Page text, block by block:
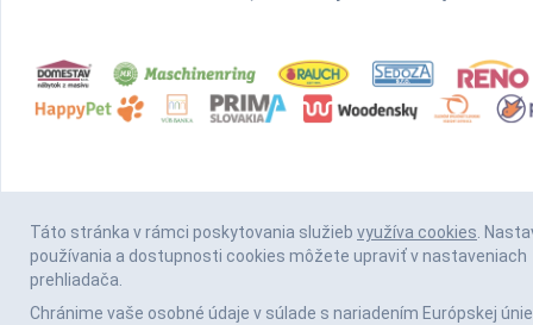
Táto stránka v rámci poskytovania služieb využíva cookies.
používania a dostupnosti cookies môžete upraviť v nastaveniach
prehliadača.
Chránime vaše osobné údaje v súlade s nariadením Európskej únie